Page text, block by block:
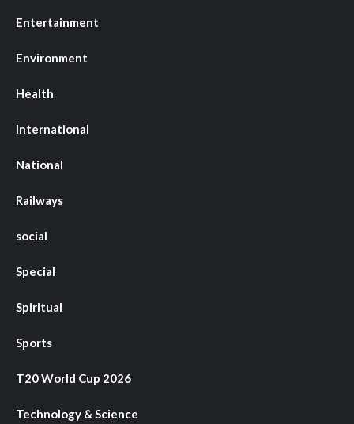
Entertainment
Environment
Health
International
National
Railways
social
Special
Spiritual
Sports
T20 World Cup 2026
Technology & Science